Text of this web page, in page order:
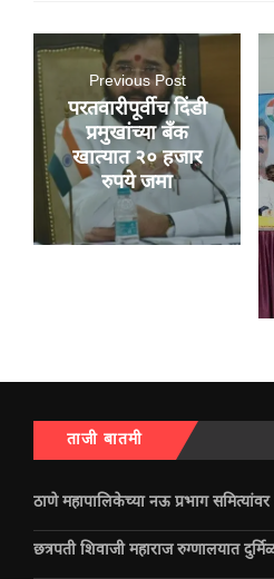
Previous Post
परतवारीपूर्वीच दिंडी
प्रमुखांच्या बँक
खात्यात २० हजार
रुपये जमा
ताजी बातमी
ठाणे महापालिकेच्या नऊ प्रभाग समित्यांवर
छत्रपती शिवाजी महाराज रुग्णालयात